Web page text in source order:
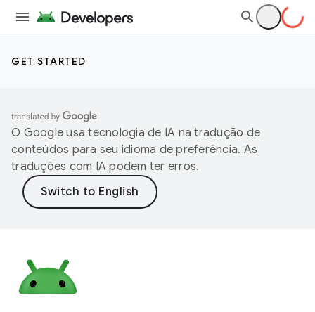
GET STARTED
O Google usa tecnologia de IA na tradução de
conteúdos para seu idioma de preferência. As
traduções com IA podem ter erros.